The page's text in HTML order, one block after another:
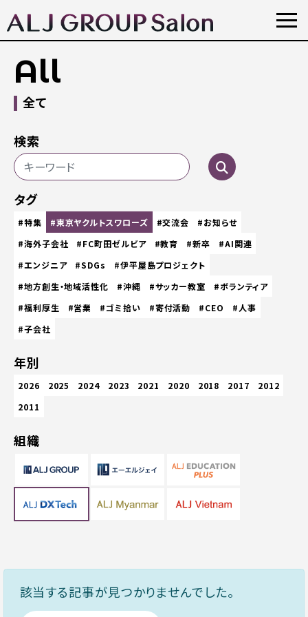
All
全て
検索
タグ
#特集 #東京ヤクルトスワローズ #交流会
#お知らせ
#海外子会社
#FC町田ゼルビア #教育 #新卒
#AI関連
#エンジニア
#SDGs
#伊平屋島プロジェクト
#地方創生・地域活性化
#沖縄 #サッカー教室
#ボランティア
#福利厚生
#営業 #ゴミ拾い #寄付活動 #CEO
#人事
#子会社
年別
2026 2025 2024 2023 2021 2020 2018 2017
2012
2011
組織
該当する記事が見つかりませんでした。